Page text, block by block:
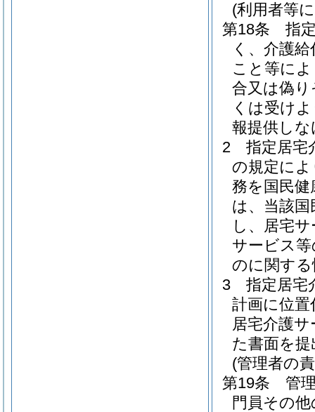
(利用者等
第18条
指
く、介護
こと等に
合又は偽
くは受け
報提供し
2
指定居宅
の規定に
務を国民
は、当該国
し、居宅
サービス
のに関す
3
指定居宅
計画に位
居宅介護
た書面を
(管理者の
第19条
管
門員その